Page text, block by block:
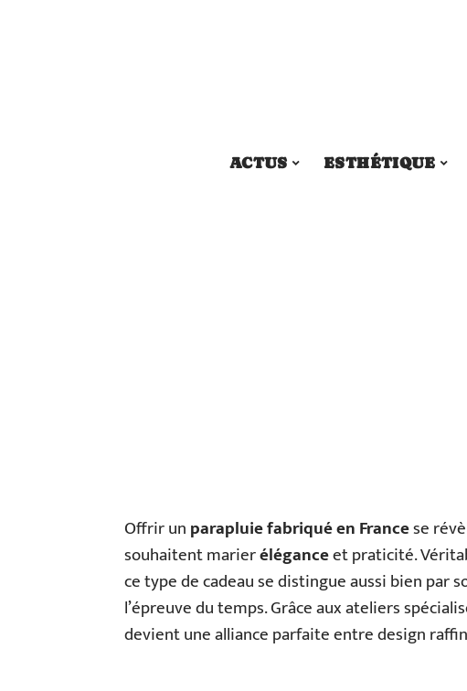
ACTUS ESTHÉTIQUE
Offrir unparapluie fabriqué en Francese
souhaitent marieréléganceet praticité.
ce type de cadeau se distingue aussi bien par
l’épreuve du temps. Grâce aux ateliers
devient une alliance parfaite entre design